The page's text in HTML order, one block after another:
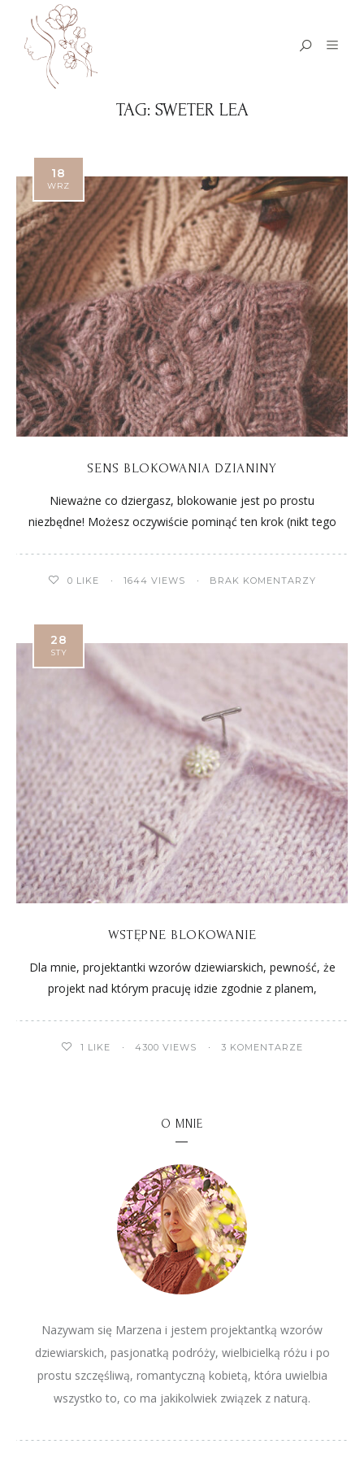
TAG: SWETER LEA
18
WRZ
SENS BLOKOWANIA DZIANINY
Nieważne co dziergasz, blokowanie jest po prostu
niezbędne! Możesz oczywiście pominąć ten krok (nikt tego
0 LIKE 1644 VIEWS BRAK KOMENTARZY
28
STY
WSTĘPNE BLOKOWANIE
Dla mnie, projektantki wzorów dziewiarskich, pewność, że
projekt nad którym pracuję idzie zgodnie z planem,
1 LIKE 4300 VIEWS 3 KOMENTARZE
O MNIE
Nazywam się Marzena i jestem projektantką wzorów
dziewiarskich, pasjonatką podróży, wielbicielką różu i po
prostu szczęśliwą, romantyczną kobietą, która uwielbia
wszystko to, co ma jakikolwiek związek z naturą.